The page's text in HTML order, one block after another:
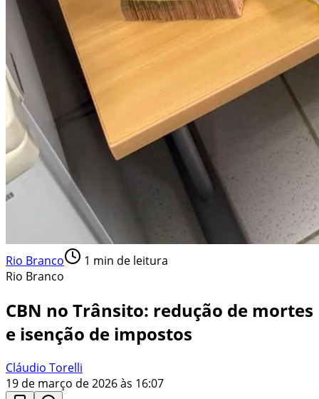
Rio Branco 1 min de leitura
Rio Branco
CBN no Trânsito: redução de mortes
e isenção de impostos
Cláudio Torelli
19 de março de 2026 às 16:07